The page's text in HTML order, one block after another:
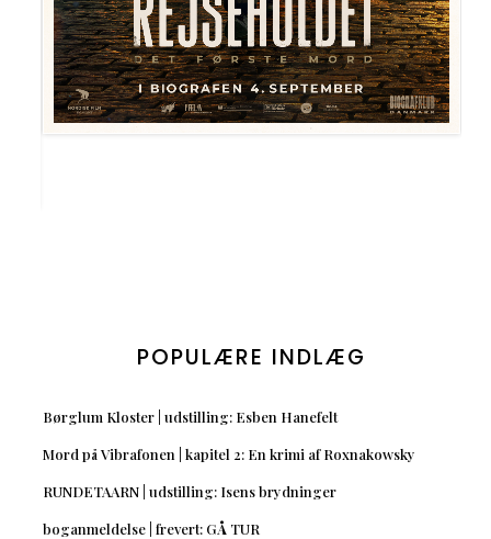
POPULÆRE INDLÆG
Børglum Kloster | udstilling: Esben Hanefelt
Mord på Vibrafonen | kapitel 2: En krimi af Roxnakowsky
RUNDETAARN | udstilling: Isens brydninger
boganmeldelse | frevert: GÅ TUR